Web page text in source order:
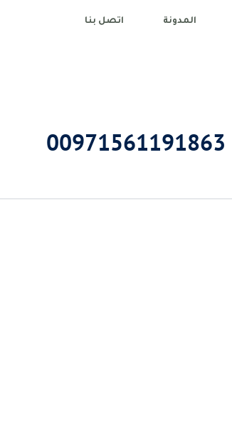
المدونة اتصل بنا